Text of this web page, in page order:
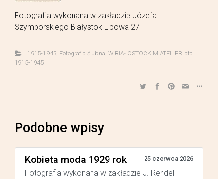
Fotografia wykonana w zakładzie Józefa
Szymborskiego Białystok Lipowa 27
1915-1945, Fotografia ślubna W BIAŁOSTOCKIM ATELIER lata
1915-1945
Podobne wpisy
Kobieta moda 1929 rok 25 czerwca 2026
Fotografia wykonana w zakładzie J. Rendel